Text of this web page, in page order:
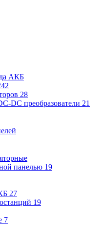
АКБ
28
DC преобразователи 21
панелью 19
27
19
7